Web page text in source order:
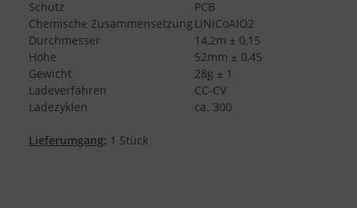
Schutz
PCB
Chemische Zusammensetzung LiNiCoAlO2
Durchmesser
14,2m ± 0,15
Höhe
52mm ± 0,45
Gewicht
28g ± 1
Ladeverfahren
CC-CV
Ladezyklen
ca. 300
Lieferumgang: 1 Stück